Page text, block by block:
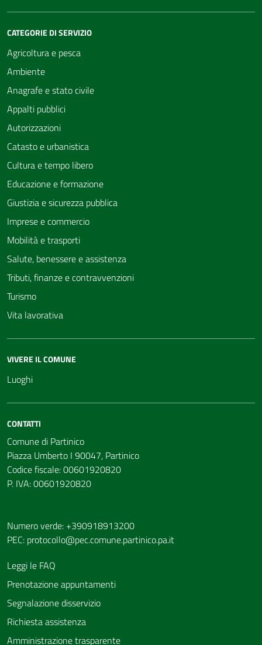
CATEGORIE DI SERVIZIO
Agricoltura e pesca
Ambiente
Anagrafe e stato civile
Appalti pubblici
Autorizzazioni
Catasto e urbanistica
Cultura e tempo libero
Educazione e formazione
Giustizia e sicurezza pubblica
Imprese e commercio
Mobilità e trasporti
Salute, benessere e assistenza
Tributi, finanze e contravvenzioni
Turismo
Vita lavorativa
VIVERE IL COMUNE
Luoghi
CONTATTI
Comune di Partinico
Piazza Umberto I 90047, Partinico
Codice fiscale: 00601920820
P. IVA: 00601920820
Numero verde: +390918913200
PEC: protocollo@pec.comune.partinico.pa.it
Leggi le FAQ
Prenotazione appuntamenti
Segnalazione disservizio
Richiesta assistenza
Amministrazione trasparente